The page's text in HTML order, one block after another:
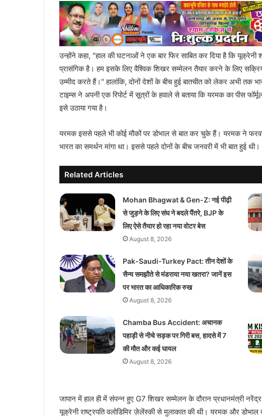
उन्होंने कहा, "हाल की घटनाओं ने एक बार फिर साबित कर दिया है कि
प्रासंगिक है। हम इसके लिए वैश्विक शिखर सम्मेलन तैयार करने के लिए
उम्मीद करते हैं।" हालांकि, दोनों देशों के बीच हुई बातचीत को लेकर अभी तक
टाइम्स ने अपनी एक रिपोर्ट में सूत्रों के हवाले से बताया कि यरमक का पीस
इसे उठाया गया है।
यरमक इससे पहले भी कोई मौकों पर डोभाल से बात कर चुके हैं। यरमक ने
भारत का समर्थन मांगा था। इससे पहले दोनों के बीच जनवरी में भी बात हुई थी।
Related Articles
Mohan Bhagwat & Gen-Z: नई पीढ़ी
से जुड़ने के लिए संघ ने बदले पैंतरे, BJP के
लिए ऐसे तैयार हो रहा नया वोटर बेस
August 8, 2026
Pak-Saudi-Turkey Pact: तीन देशों के
सैन्य समझौते से मंडराया नया खतरा? जानें इस
पर भारत का आधिकारिक रुख
August 8, 2026
Chamba Bus Accident: अचानक
पहाड़ी से नीचे सड़क पर गिरी बस, हादसे में 7
की मौत और कई घायल
August 8, 2026
जापान में हाल ही में संपन्न हुए G7 शिखर सम्मेलन के दौरान प्रधानमंत्री
यूक्रेनी राष्ट्रपति वलोडिमिर ज़ेलेंस्की से मुलाकात की थी। यरमक और डोभाल